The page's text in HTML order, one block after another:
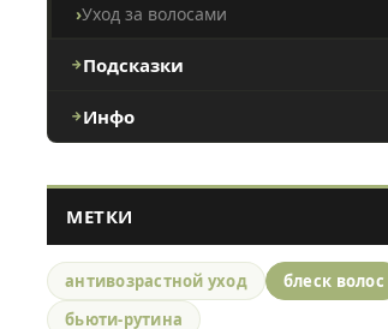
Уход за волосами
Подсказки
Инфо
МЕТКИ
антивозрастной уход
блеск волос
бьюти-рутина